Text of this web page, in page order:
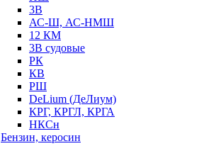
3В
АС-Ш, АС-НМШ
12 КМ
3В судовые
РК
КВ
РШ
DeLium (ДеЛиум)
КРГ, КРГЛ, КРГА
НКСн
Бензин, керосин